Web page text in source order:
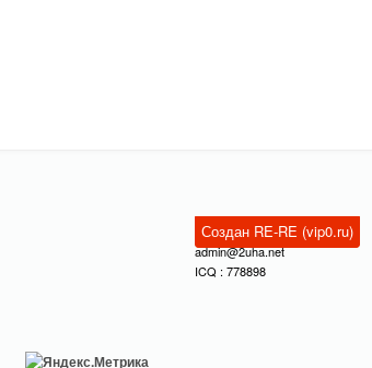
Создан RE-RE (vip0.ru)
admin@2uha.net
ICQ : 778898